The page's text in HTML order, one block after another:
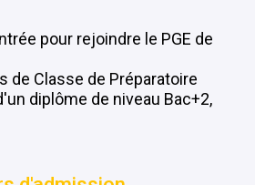
pour rejoindre le PGE de
de Classe de Préparatoire
diplôme de niveau Bac+2,